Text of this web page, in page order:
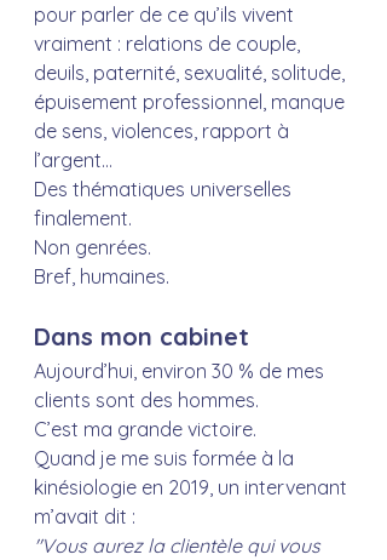
pour parler de ce qu’ils vivent
vraiment : relations de couple,
deuils, paternité, sexualité, solitude,
épuisement professionnel, manque
de sens, violences, rapport à
l’argent…
Des thématiques universelles
finalement.
Non genrées.
Bref, humaines.
Dans mon cabinet
Aujourd’hui, environ 30 % de mes
clients sont des hommes.
C’est ma grande victoire.
Quand je me suis formée à la
kinésiologie en 2019, un intervenant
m’avait dit :
"Vous aurez la clientèle qui vous